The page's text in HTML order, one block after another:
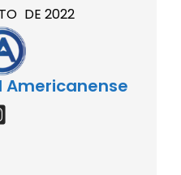
DE 2022
Americanense